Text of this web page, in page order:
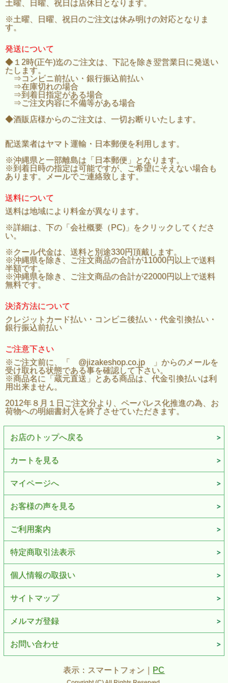
土曜、日曜、祝日は店休日となります。
※土曜、日曜、祝日のご注文は休み明けの対応となりま
す。
発送について
◆１2時(正午)迄のご注文は、下記を除き翌営業日に発送い
たします。
⇒コンビニ前払い・銀行振込前払い
⇒在庫切れの場合
⇒到着日指定がある場合
⇒ご注文内容に不備等がある場合
◆酒販店様からのご注文は、一切お断りいたします。
配送業者はヤマト運輸・日本郵便を利用します。
※沖縄県と一部離島は「日本郵便」となります。
※到着日時の指定は可能ですが、ご希望にそえない場合も
あります。メールでご連絡致します。
送料について
送料は地域により料金が異なります。
※詳細は、下の「会社概要（PC)」をクリックしてくださ
い。
※クール代金は、送料と別途330円頂戴します。
※沖縄県を除き、ご注文商品の合計が11000円以上で送料
半額です。
※沖縄県を除き、ご注文商品の合計が22000円以上で送料
無料です。
決済方法について
クレジットカード払い・コンビニ後払い・代金引換払い・
銀行振込前払い
ご注意下さい
※ご注文前に、「 @jizakeshop.co.jp 」からのメールを
受け取れる状態である事を確認して下さい。
※商品名に「蔵元直送」とある商品は、代金引換払いは利
用出来ません。
2012年８月１日ご注文分より、ペーパレス化推進の為、お
荷物への明細書封入を終了させていただきます。
お店のトップへ戻る
カートを見る
マイページへ
お客様の声を見る
ご利用案内
特定商取引法表示
個人情報の取扱い
サイトマップ
メルマガ登録
お問い合わせ
表示：スマートフォン｜ PC